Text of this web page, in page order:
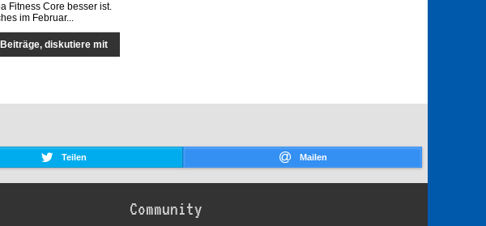
Fitness Core besser ist.
im Februar...
diskutiere mit
Teilen Mailen
Community